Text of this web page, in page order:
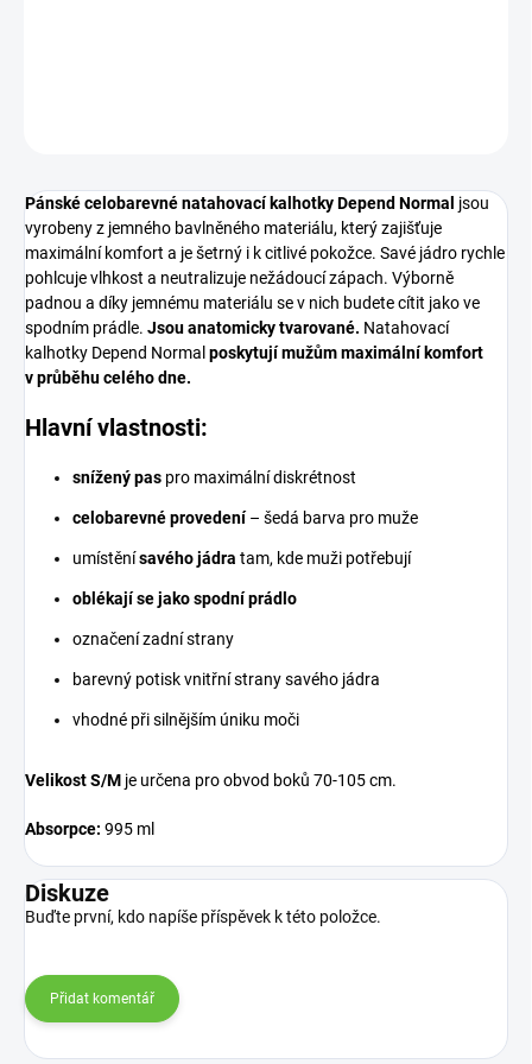
Pánské celobarevné natahovací kalhotky Depend Normal jsou
vyrobeny z jemného bavlněného materiálu, který zajišťuje
maximální komfort a je šetrný i k citlivé pokožce. Savé jádro rychle
pohlcuje vlhkost a neutralizuje nežádoucí zápach. Výborně
padnou a díky jemnému materiálu se v nich budete cítit jako ve
spodním prádle. Jsou anatomicky tvarované. Natahovací
kalhotky Depend Normal poskytují mužům maximální komfort
v průběhu celého dne.
Hlavní vlastnosti:
snížený pas pro maximální diskrétnost
celobarevné provedení– šedá barva pro muže
umístěnísavého jádra tam, kde muži potřebují
oblékají se jako spodní prádlo
označení zadní strany
barevný potisk vnitřní strany savého jádra
vhodné při silnějším úniku moči
Velikost S/M je určena pro obvod boků 70-105 cm.
Absorpce: 995 ml
Diskuze
Buďte první, kdo napíše příspěvek k této položce.
Přidat komentář